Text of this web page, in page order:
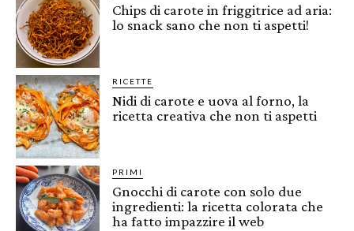
Chips di carote in friggitrice ad aria:
lo snack sano che non ti aspetti!
RICETTE
Nidi di carote e uova al forno, la
ricetta creativa che non ti aspetti
PRIMI
Gnocchi di carote con solo due
ingredienti: la ricetta colorata che
ha fatto impazzire il web